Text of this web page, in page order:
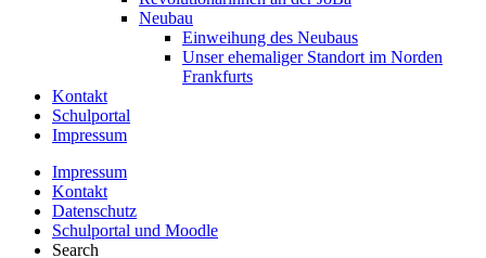
Neubau
Einweihung des Neubaus
Unser ehemaliger Standort im Norden
Frankfurts
Kontakt
Schulportal
Impressum
Impressum
Kontakt
Datenschutz
Schulportal und Moodle
Search